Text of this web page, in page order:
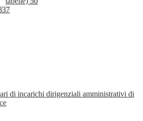
di incarichi dirigenziali amministrativi di